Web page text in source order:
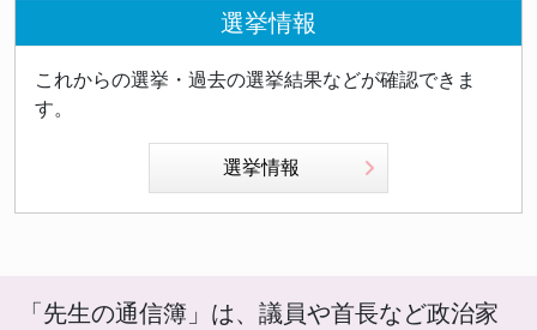
選挙情報
これからの選挙・過去の選挙結果などが確認できま
す。
選挙情報
「先生の通信簿」は、議員や首長など政治家